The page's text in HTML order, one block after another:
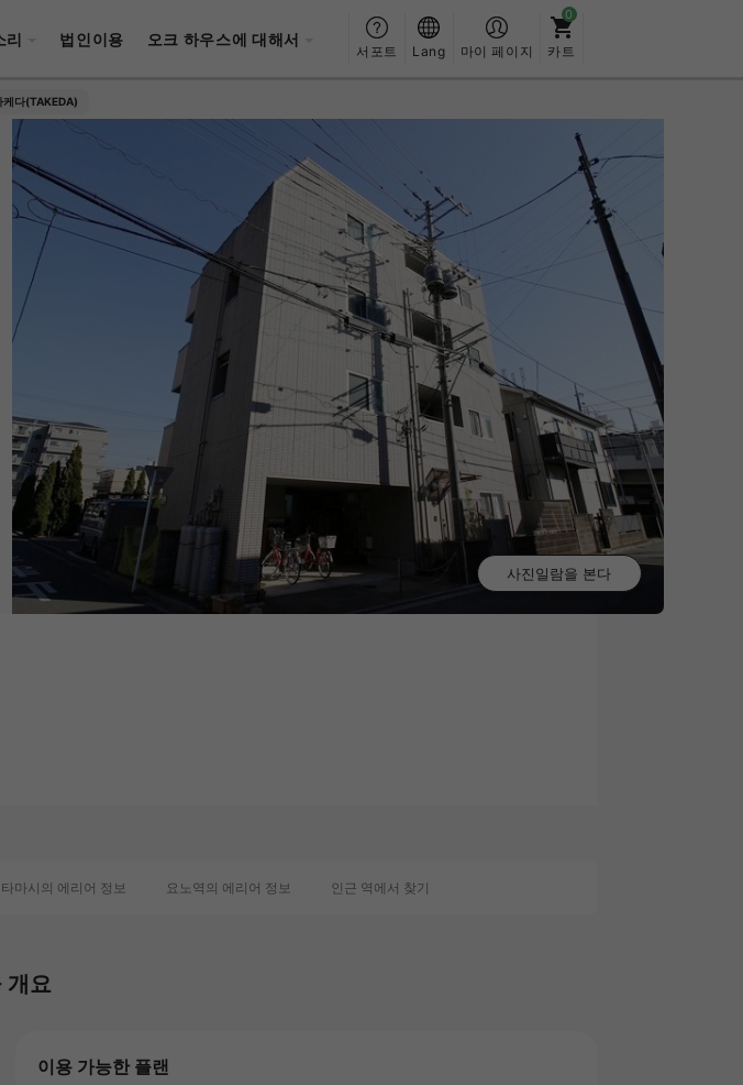
리 법인이용 오크 하우스에 대해서
서포트 Lang 마이 페이지 카트
케다(TAKEDA)
사진일람을 본다
마시의 에리어 정보 요노역의 에리어 정보 인근 역에서 찾기
개요
이용 가능한 플랜